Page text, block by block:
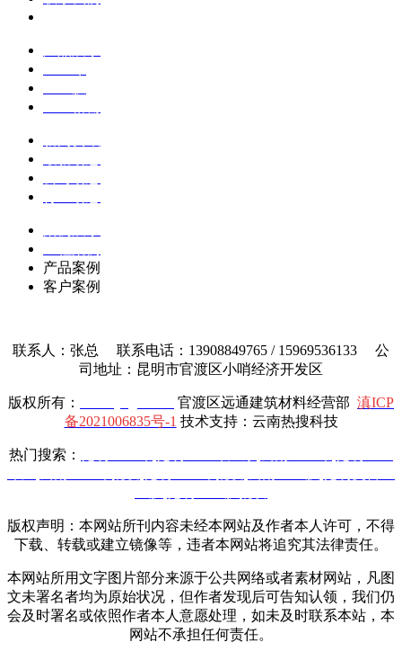
产品案例
客户案例
联系人：张总 联系电话：13908849765 / 15969536133 公
司地址：昆明市官渡区小哨经济开发区
版权所有： 官渡区远通建筑材料经营部 滇ICP
备2021006835号-1 技术支持：云南热搜科技
热门搜索：
版权声明：本网站所刊内容未经本网站及作者本人许可，不得
下载、转载或建立镜像等，违者本网站将追究其法律责任。
本网站所用文字图片部分来源于公共网络或者素材网站，凡图
文未署名者均为原始状况，但作者发现后可告知认领，我们仍
会及时署名或依照作者本人意愿处理，如未及时联系本站，本
网站不承担任何责任。